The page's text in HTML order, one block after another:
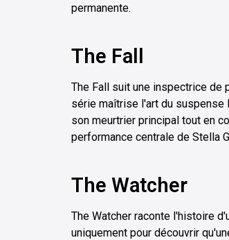
permanente.
The Fall
The Fall suit une inspectrice de
série maîtrise l'art du
son meurtrier principal tout en
performance centrale de Stella
The Watcher
The Watcher raconte l'histoire
uniquement pour découvrir